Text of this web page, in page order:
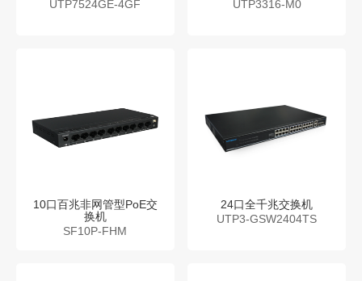
UTP7524GE-4GF
UTP3316-M0
10口百兆非网管型PoE交
换机
SF10P-FHM
24口全千兆交换机
UTP3-GSW2404TS